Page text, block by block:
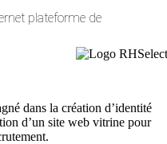
plateforme de
dans la création d’identité
d’un site web vitrine pour